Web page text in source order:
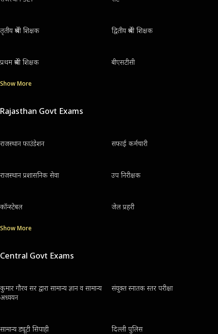
तृतीय श्रेणी शिक्षक द्वितीय श्रेणी शिक्षक
प्रथम श्रेणी शिक्षक बीएसटीसी
Show More
Rajasthan Govt Exams
राजस्थान फाउंडेशन सफाई कर्मचारी
राजस्थान प्रशासनिक सेवा उप निरीक्षक
कॉन्स्टेबल जेल प्रहरी
Show More
Central Govt Exams
कुमार गौरव सर द्वारा सामान्य ज्ञान व सामान्य
अध्ययन
संयुक्त स्नातक स्तर परीक्षा
सामान्य ड्यूटी सिपाही दिल्ली पुलिस